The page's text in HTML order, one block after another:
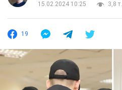
15.02.2024 10:25
3,8 т.
19